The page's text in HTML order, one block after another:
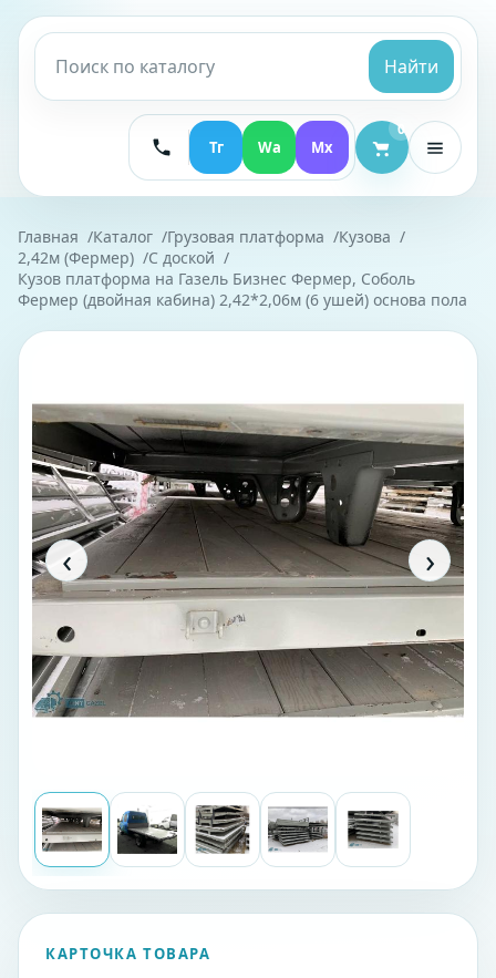
Найти
Тг Wa Mx
0
Главная Каталог Грузовая платформа
Кузова
2,42м (Фермер)
С доской
Кузов платформа на Газель Бизнес Фермер, Соболь
Фермер (двойная кабина) 2,42*2,06м (6 ушей) основа пола
‹ ›
КАРТОЧКА ТОВАРА